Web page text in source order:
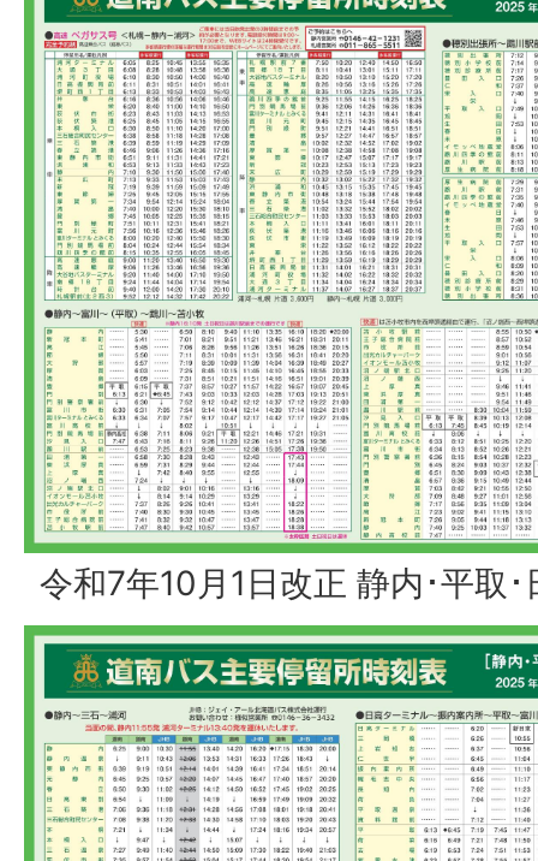
令和7年10月1日改正 静内･平取